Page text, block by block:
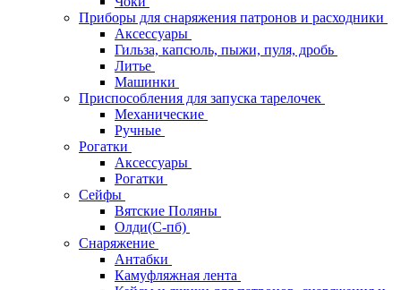
Приборы для снаряжения патронов и расходники
Аксессуары
Гильза, капсюль, пыжи, пуля, дробь
Литье
Машинки
Приспособления для запуска тарелочек
Механические
Ручные
Рогатки
Аксессуары
Рогатки
Сейфы
Вятские Поляны
Олди(С-пб)
Снаряжение
Антабки
Камуфляжная лента